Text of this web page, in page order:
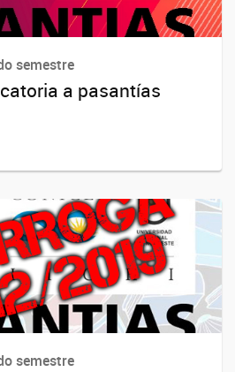
semestre
a pasantías
semestre